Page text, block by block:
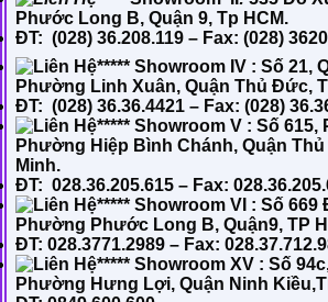
Phước Long B, Quận 9, Tp HCM.
ĐT: (028) 36.208.119 – Fax: (028)
***** Showroom IV : Số 21,
Phường Linh Xuân, Quận Thủ Đức,
ĐT: (028) 36.36.4421 – Fax: (028)
***** Showroom V : Số 615,
Phường Hiệp Bình Chánh, Quận
Minh.
ĐT: 028.36.205.615 – Fax:
***** Showroom VI : Số 669
Phường Phước Long B, Quận9, TP
ĐT: 028.3771.2989 – Fax:
***** Showroom XV : Số
Phường Hưng Lợi, Quận Ninh